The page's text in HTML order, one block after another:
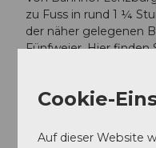
zu Fuss in rund 1 ¼
der näher gelegenen
Fünfweier. Hier finden
Autor:in
Cookie-
Auf dieser Website